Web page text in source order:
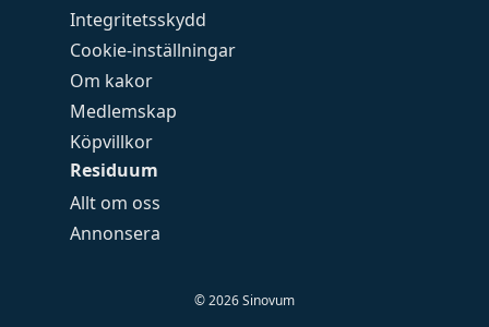
Integritetsskydd
Cookie-inställningar
Om kakor
Medlemskap
Köpvillkor
Residuum
Allt om oss
Annonsera
©2026Sinovum